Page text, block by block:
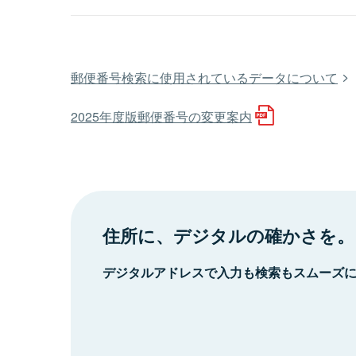
郵便番号検索に使用されているデータについて
2025年度版郵便番号の変更案内
住所に、デジタルの確かさを。
デジタルアドレスで入力も検索もスムーズ